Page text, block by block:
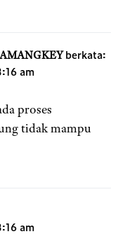
berkata:
am
proses
tidak mampu
am